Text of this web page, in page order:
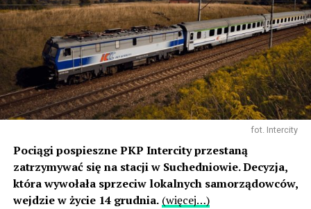
fot. Intercity
Pociągi pospieszne PKP Intercity przestaną
zatrzymywać się na stacji w Suchedniowie. Decyzja,
która wywołała sprzeciw lokalnych samorządowców,
wejdzie w życie 14 grudnia. (więcej…)